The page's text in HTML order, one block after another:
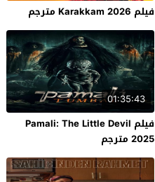
فيلم Karakkam 2026 مترجم
01:35:43
فيلم Pamali: The Little Devil
2025 مترجم